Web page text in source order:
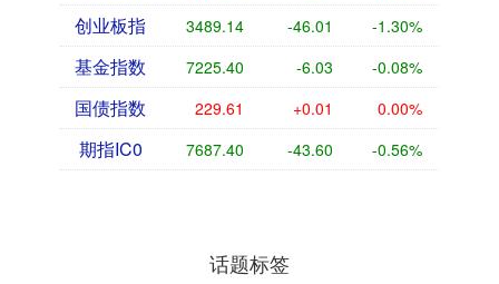
创业板指 3489.14 -46.01 -1.30%
基金指数 7225.40 -6.03 -0.08%
国债指数 229.61 +0.01 0.00%
期指IC0 7687.40 -43.60 -0.56%
话题标签